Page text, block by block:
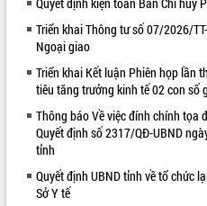
Khám bệnh, cấp phát thuốc miễn phí
và tặng quà người dân xã Cư Pui
Hội nghị UBND tỉnh Đắk Lắk thường kỳ
tháng 7/2026
Lễ truy tặng danh hiệu “Bà Mẹ Việt
Nam Anh hùng” và trao Huân chương
Lao động
UBND tỉnh Đắk Lắk triển khai nhiệm
Kỳ họp thứ Hai, Hội đồng nhân dân
ALBUM ẢNH
Triển khai Thông tư số 07/2026/
Ngoại giao
Triển khai Kết luận Phiên họp lần
tiêu tăng trưởng kinh tế 02 con số
Thông báo Về việc đính chính tọa
Quyết định số 2317/QĐ-UBND
tỉnh
Quyết định UBND tỉnh về tổ chức
Sở Y tế